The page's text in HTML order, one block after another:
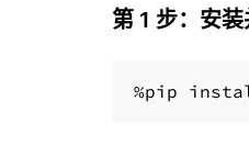
第 1 步：安
%pip